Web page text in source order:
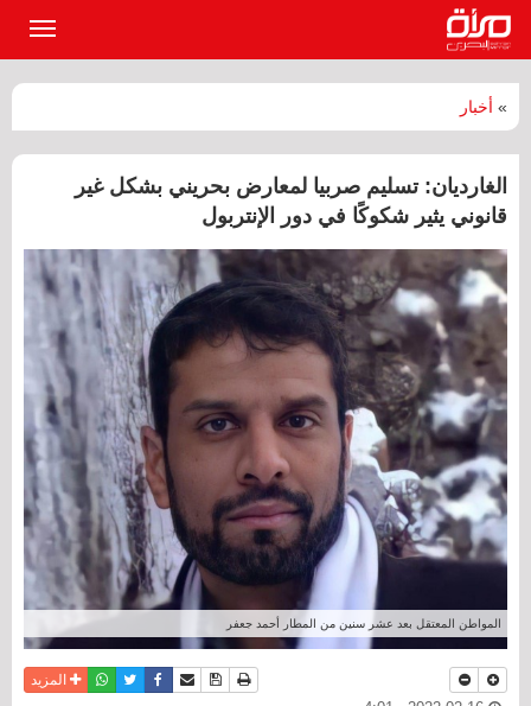
» أخبار
الغارديان: تسليم صربيا لمعارض بحريني بشكل غير
قانوني يثير شكوكًا في دور الإنتربول
المواطن المعتقل بعد عشر سنين من المطار أحمد جعفر
نسخة للطباعة
حفظ الموضوع
أرسل الى صديق
فيسبوكتويترواتسابالمزيد